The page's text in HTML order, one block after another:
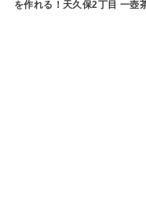
を作れる！天久保2丁目 一壺